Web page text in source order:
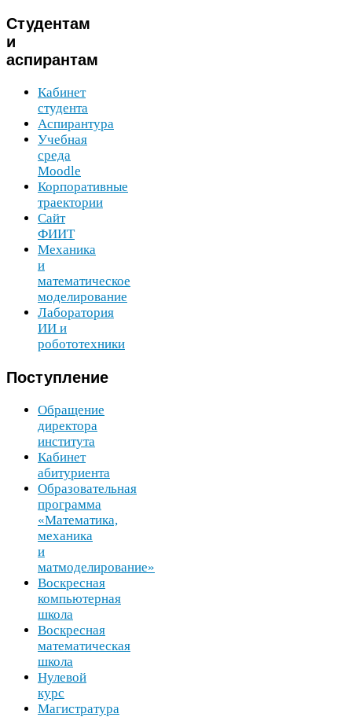
Студентам
и
аспирантам
Кабинет
студента
Аспирантура
Учебная
среда
Moodle
Корпоративные
траектории
Сайт
ФИИТ
Механика
и
математическое
моделирование
Лаборатория
ИИ и
робототехники
Поступление
Обращение
директора
института
Кабинет
абитуриента
Образовательная
программа
«Математика,
механика
и
матмоделирование»
Воскресная
компьютерная
школа
Воскресная
математическая
школа
Нулевой
курс
Магистратура